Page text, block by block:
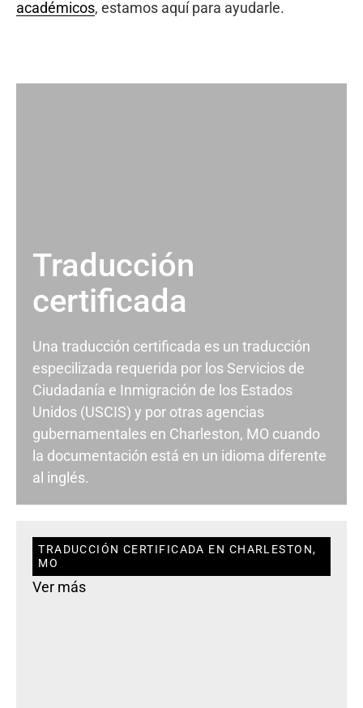
académicos, estamos aquí para ayudarle.
Traducción
certificada
Una traducción certificada es un traducción
especilizada requerida por los Servicios de
Ciudadanía e Inmigración de los Estados
Unidos (USCIS) y por otras agencias
gubernamentales en Charleston, MO cuando
la documentación está en un idioma diferente
al inglés.
TRADUCCIÓN CERTIFICADA EN CHARLESTON,
MO
Ver más